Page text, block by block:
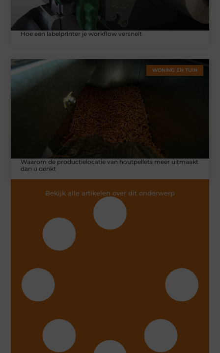
Hoe een labelprinter je workflow versnelt
WONING EN TUIN
Waarom de productielocatie van houtpellets meer uitmaakt
dan u denkt
Bekijk alle artikelen over dit onderwerp